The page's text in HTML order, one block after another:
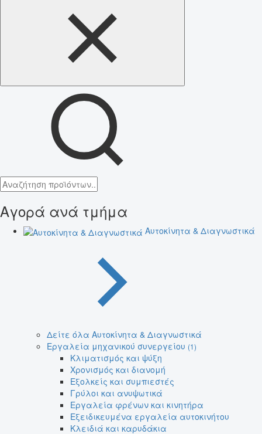
Αγορά ανά τμήμα
Αυτοκίνητα & Διαγνωστικά
Δείτε όλα Αυτοκίνητα & Διαγνωστικά
Εργαλεία μηχανικού συνεργείου (1)
Κλιματισμός και ψύξη
Χρονισμός και διανομή
Εξολκείς και συμπιεστές
Γρύλοι και ανυψωτικά
Εργαλεία φρένων και κινητήρα
Εξειδικευμένα εργαλεία αυτοκινήτου
Κλειδιά και καρυδάκια